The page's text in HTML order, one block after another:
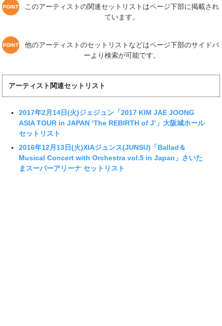
このアーティストの関連セットリストはページ下部に掲載され
ています。
他のアーティストのセットリストなどはページ下部のサイドバ
ーより検索が可能です。
アーティスト関連セットリスト
2017年2月14日(火)ジェジュン「2017 KIM JAE JOONG
ASIA TOUR in JAPAN ‘The REBIRTH of J’」大阪城ホール
セットリスト
2016年12月13日(火)XIAジュンス(JUNSU)「Ballad＆
Musical Concert with Orchestra vol.5 in Japan」さいた
まスーパーアリーナ セットリスト